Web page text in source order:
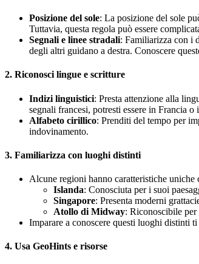
Posizione del sole: La posizione del sole
Tuttavia, questa regola può essere
Segnali e linee stradali: Familiarizza con i
degli altri guidano a destra. Conoscere
2. Riconosci lingue e scritture
Indizi linguistici: Presta attenzione alla
segnali francesi, potresti essere in Francia o
Alfabeto cirillico: Prenditi del tempo per
indovinamento.
3. Familiarizza con luoghi distinti
Alcune regioni hanno caratteristiche
Islanda: Conosciuta per i suoi
Singapore: Presenta moderni
Atollo di Midway: Riconoscibile per
Imparare a conoscere questi luoghi distinti
4. Usa GeoHints e risorse